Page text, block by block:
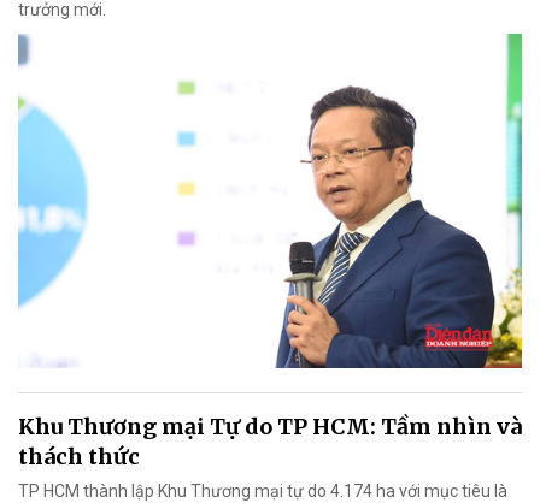
trưởng mới.
Khu Thương mại Tự do TP HCM: Tầm nhìn và
thách thức
TP HCM thành lập Khu Thương mại tự do 4.174 ha với mục tiêu là